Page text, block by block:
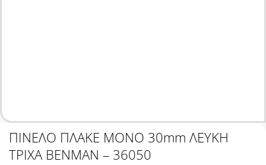
ΠΙΝΕΛΟ ΠΛΑΚΕ ΜΟΝΟ 30mm ΛΕΥΚΗ
ΤΡΙΧΑ BENMAN – 36050